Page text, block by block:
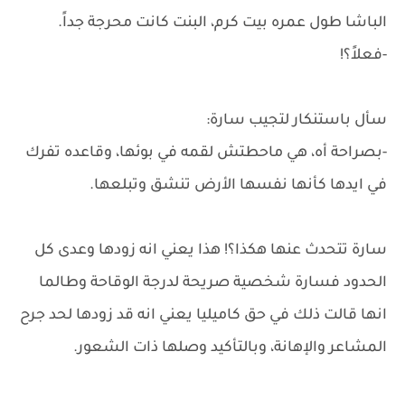
الباشا طول عمره بيت كرم، البنت كانت محرجة جداً.
-فعلاً؟!
سأل باستنكار لتجيب سارة:
-بصراحة أه، هي ماحطتش لقمه في بوئها، وقاعده تفرك
في ايدها كأنها نفسها الأرض تنشق وتبلعها.
سارة تتحدث عنها هكذا؟! هذا يعني انه زودها وعدى كل
الحدود فسارة شخصية صريحة لدرجة الوقاحة وطالما
انها قالت ذلك في حق كاميليا يعني انه قد زودها لحد جرح
المشاعر والإهانة، وبالتأكيد وصلها ذات الشعور.